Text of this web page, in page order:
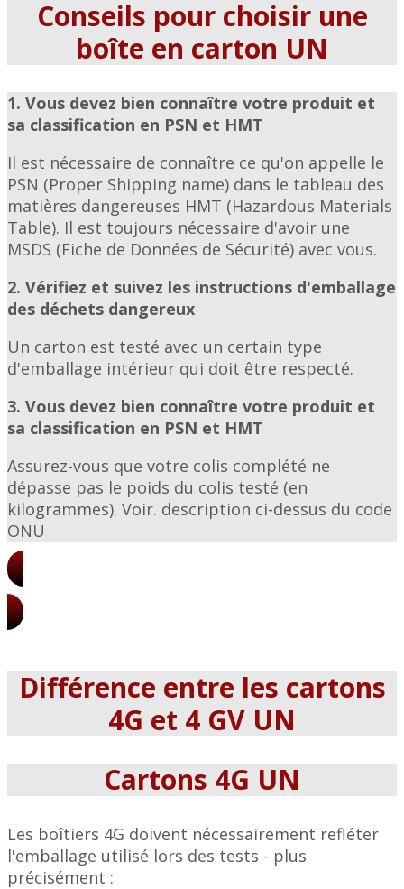
Conseils pour choisir une
boîte en carton UN
1. Vous devez bien connaître votre produit et
sa classification en PSN et HMT
Il est nécessaire de connaître ce qu'on appelle le
PSN (Proper Shipping name) dans le tableau des
matières dangereuses HMT (Hazardous Materials
Table). Il est toujours nécessaire d'avoir une
MSDS (Fiche de Données de Sécurité) avec vous.
2. Vérifiez et suivez les instructions d'emballage
des déchets dangereux
Un carton est testé avec un certain type
d'emballage intérieur qui doit être respecté.
3. Vous devez bien connaître votre produit et
sa classification en PSN et HMT
Assurez-vous que votre colis complété ne
dépasse pas le poids du colis testé (en
kilogrammes). Voir. description ci-dessus du code
ONU
Tarifs des boîtes UN
Différence entre les cartons
4G et 4 GV UN
Cartons 4G UN
Les boîtiers 4G doivent nécessairement refléter
l'emballage utilisé lors des tests - plus
précisément :